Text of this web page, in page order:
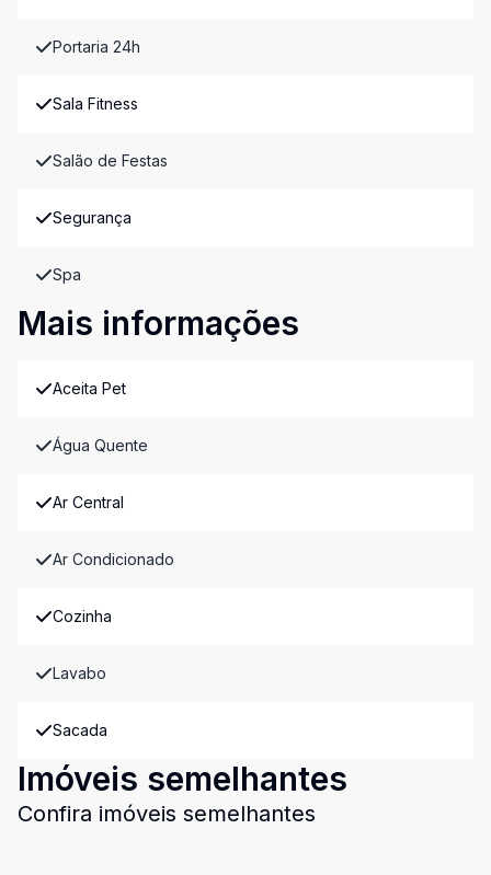
Portaria 24h
Sala Fitness
Salão de Festas
Segurança
Spa
Mais informações
Aceita Pet
Água Quente
Ar Central
Ar Condicionado
Cozinha
Lavabo
Sacada
Imóveis semelhantes
Confira imóveis semelhantes